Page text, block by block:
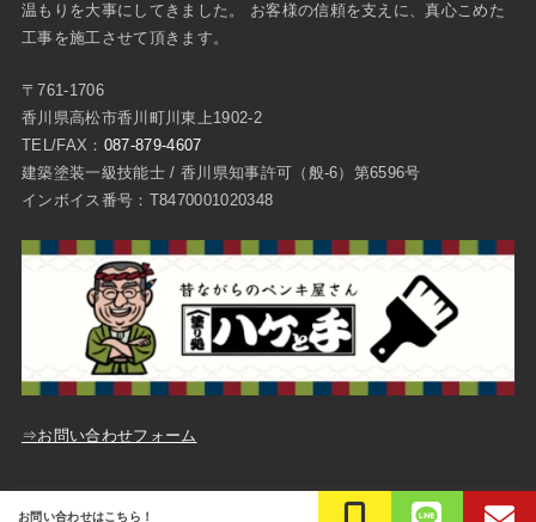
温もりを大事にしてきました。 お客様の信頼を支えに、真心こめた
工事を施工させて頂きます。
〒761-1706
香川県高松市香川町川東上1902-2
TEL/FAX： 087-879-4607
建築塗装一級技能士 / 香川県知事許可（般-6）第6596号
インボイス番号：T8470001020348
⇒お問い合わせフォーム
プライバシーポリシー
お問い合わせはこちら！